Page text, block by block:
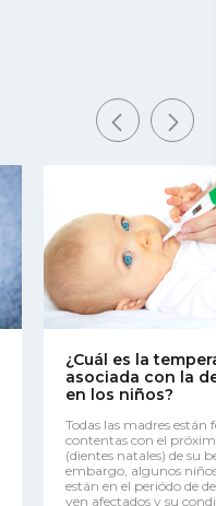
¿Cuál es la
asociada con la
en los niños?
Todas las madres están
contentas con el
(dientes natales) de su
embargo, algunos
están en el periódo de
ven afectados y su